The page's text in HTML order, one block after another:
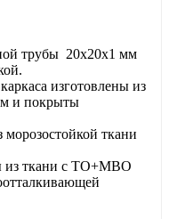
трубы 20х20х1 мм
изготовлены из
и покрыты
ткани
из ткани с ТО+МВО